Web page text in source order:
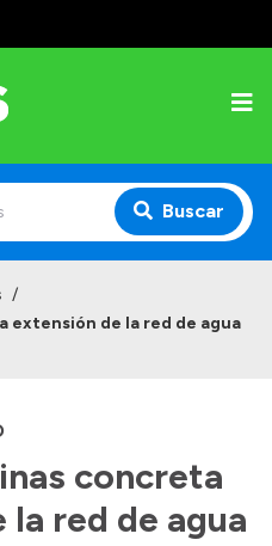
Buscar
/
extensión de la red de agua
concreta
la red de agua